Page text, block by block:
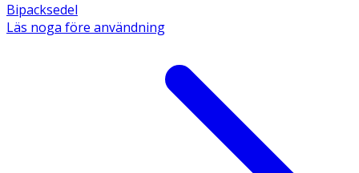
Bipacksedel
Läs noga före användning